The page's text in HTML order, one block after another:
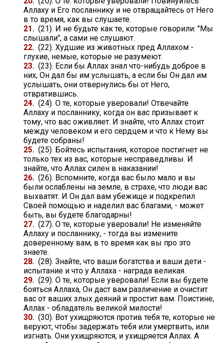
Аллаху и Его посланнику и не отвращайтесь от Него
в то время, как вы слушаете.
21. (21). И не будьте как те, которые говорили: "Мы
слышали", а сами не слушают.
22. (22). Худшие из животных пред Аллахом -
глухие, немые, которые не разумеют.
23. (23). Если бы Аллах знал что-нибудь доброе в
них, Он дал бы им услышать, а если бы Он дал им
услышать, они отвернулись бы от Него,
отвратившись.
24. (24). О те, которые уверовали! Отвечайте
Аллаху и посланнику, когда он вас призывает к
тому, что вас оживляет. И знайте, что Аллах стоит
между человеком и его сердцем и что к Нему вы
будете собраны!
25. (25). Бойтесь испытания, которое постигнет не
только тех из вас, которые несправедливы. И
знайте, что Аллах силен в наказании!
26. (26). Вспомните, когда вас было мало и вы
были ослаблены на земле, в страхе, что люди вас
выхватят. И Он дал вам убежище и подкрепил
Своей помощью и наделил вас благами, - может
быть, вы будете благодарны!
27. (27). О те, которые уверовали! Не изменяйте
Аллаху и посланнику, - тогда вы измените
доверенному вам, в то время как вы про это
знаете.
28. (28). Знайте, что ваши богатства и ваши дети -
испытание и что у Аллаха - награда великая.
29. (29). О те, которые уверовали! Если вы будете
бояться Аллаха, Он даст вам различение и очистит
вас от ваших злых деяний и простит вам. Поистине,
Аллах - обладатель великой милости!
30. (30). Вот ухищряются против тебя те, которые не
веруют, чтобы задержать тебя или умертвить, или
изгнать. Они ухищряются, и ухищряется Аллах. А